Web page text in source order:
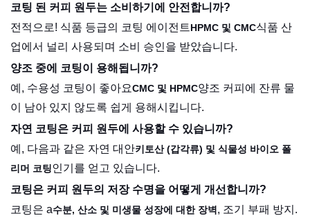
코팅 된 커피 원두는 소비하기에 안전합니까?
전적으로! 식품 등급의 코팅 에이전트HPMC 및 CMC식품 산
업에서 널리 사용되며 소비 승인을 받았습니다.
양조 중에 코팅이 용해됩니까?
예, 수용성 코팅이 좋아요CMC 및 HPMC양조 커피에 잔류 물
이 남아 있지 않도록 쉽게 용해시킵니다.
자연 코팅은 커피 원두에 사용할 수 있습니까?
예, 다음과 같은 자연 대안키토산 (갑각류) 및 식물성 바이오 폴
리머 코팅인기를 얻고 있습니다.
코팅은 커피 원두의 저장 수명을 어떻게 개선합니까?
코팅은 a수분, 산소 및 미생물 성장에 대한 장벽, 조기 부패 방지.